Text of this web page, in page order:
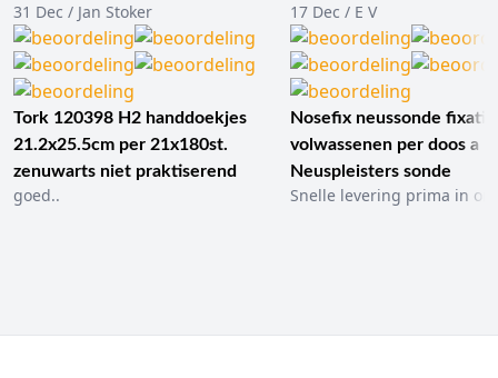
31 Dec / Jan Stoker
Tork 120398 H2 handdoekjes
21.2x25.5cm per 21x180st.
zenuwarts niet praktiserend
goed..
17 Dec / E V
Nosefix neussonde
volwassenen per doos a
Neuspleisters sonde
Snelle levering prima in